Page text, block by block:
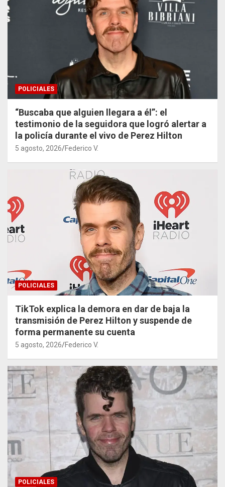
POLICIALES
“Buscaba que alguien llegara a él”: el
testimonio de la seguidora que logró alertar a
la policía durante el vivo de Perez Hilton
5 agosto, 2026 Federico V.
POLICIALES
TikTok explica la demora en dar de baja la
transmisión de Perez Hilton y suspende de
forma permanente su cuenta
5 agosto, 2026 Federico V.
POLICIALES